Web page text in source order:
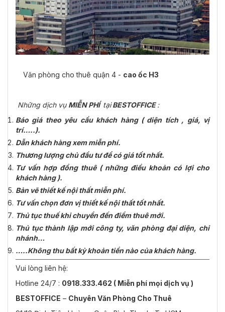
Văn phòng cho thuê quận 4 - cao ốc H3
Những dịch vụ MIỄN PHÍ tạiBESTOFFICE:
Báo giá theo yêu cầu khách hàng ( diện tích , giá, vị
trí…..).
Dẫn khách hàng xem miễn phí.
Thương lượng chủ đầu tư để có giá tốt nhất.
Tư vấn hợp đồng thuê ( những điều khoản có lợi cho
khách hàng ).
Bản vẽ thiết kế nội thất miễn phí.
Tư vấn chọn đơn vị thiết kế nội thất tốt nhất.
Thủ tục thuế khi chuyển đến điểm thuê mới.
Thủ tục thành lập mới công ty, văn phòng đại diện, chi
nhánh…
…..Không thu bất kỳ khoản tiền nào của khách hàng.
Vui lòng liên hệ:
Hotline 24/7 : 0918.333.462 ( Miễn phí mọi dịch vụ )
BESTOFFICE – Chuyên Văn Phòng Cho Thuê